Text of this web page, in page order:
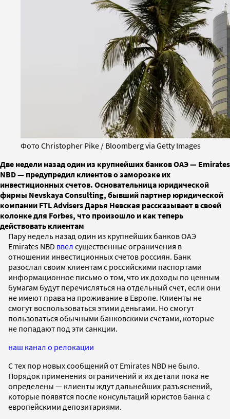
Фото Christopher Pike / Bloomberg via Getty Images
Две недели назад один из крупнейших банков ОАЭ — Emirates
NBD — предупредил клиентов о заморозке их
инвестиционных счетов. Основательница юридической
фирмы Nevskaya Consulting, бывший партнер юридической
компании FTL Advisers Дарья Невская рассказывает в своей
колонке для Forbes, что произошло и как теперь
действовать клиентам
Пару недель назад один из крупнейших банков ОАЭ
Emirates NBD ввел существенные ограничения в
отношении инвестиционных счетов россиян. Банк
разослал своим клиентам с российскими паспортами
информационное письмо о том, что их доходы по ценным
бумагам будут перечисляться на отдельный счет, если они
не имеют права на проживание в Европе. Клиенты не
смогут воспользоваться этими деньгами. Но смогут
пользоваться обычными банковскими счетами, которые
не попадают под эти санкции.
наш канал о релокации
С тех пор новых сообщений от Emirates NBD не было.
Порядок применения ограничений и их детали пока не
определены — клиенты ждут дальнейших разъяснений,
которые появятся после консультаций юристов банка с
европейскими депозитариями.